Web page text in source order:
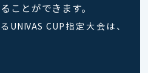
ことができます。
UNIVAS CUP指定大会は、